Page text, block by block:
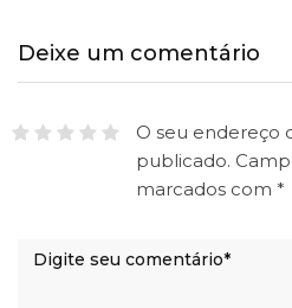
Deixe um comentário
O seu endereço
publicado.
marcados com *